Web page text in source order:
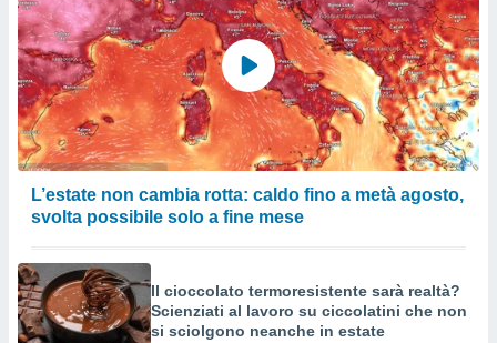
L’estate non cambia rotta: caldo fino a metà agosto,
svolta possibile solo a fine mese
Il cioccolato termoresistente sarà realtà?
Scienziati al lavoro su ciccolatini che non
si sciolgono neanche in estate